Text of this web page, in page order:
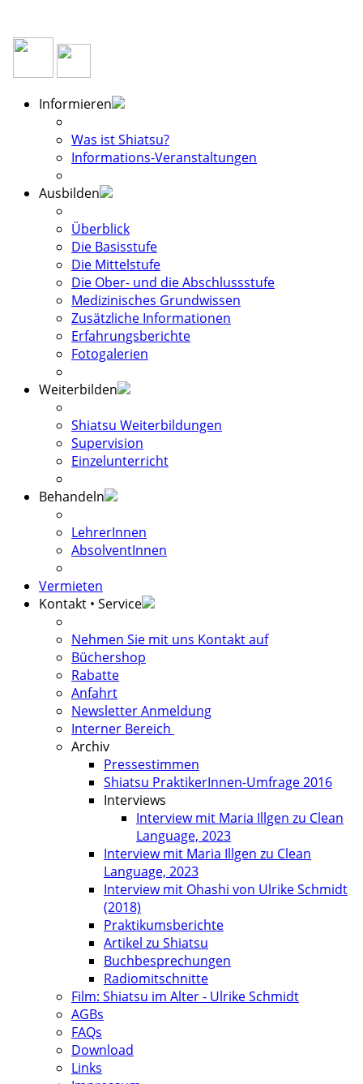
Informieren
Was ist Shiatsu?
Informations-Veranstaltungen
Ausbilden
Überblick
Die Basisstufe
Die Mittelstufe
Die Ober- und die Abschlussstufe
Medizinisches Grundwissen
Zusätzliche Informationen
Erfahrungsberichte
Fotogalerien
Weiterbilden
Shiatsu Weiterbildungen
Supervision
Einzelunterricht
Behandeln
LehrerInnen
AbsolventInnen
Vermieten
Kontakt • Service
Nehmen Sie mit uns Kontakt auf
Büchershop
Rabatte
Anfahrt
Newsletter Anmeldung
Interner Bereich
Archiv
Pressestimmen
Shiatsu PraktikerInnen-Umfrage 2016
Interviews
Interview mit Maria Illgen zu Clean
Language, 2023
Interview mit Maria Illgen zu Clean
Language, 2023
Interview mit Ohashi von Ulrike Schmidt
(2018)
Praktikumsberichte
Artikel zu Shiatsu
Buchbesprechungen
Radiomitschnitte
Film: Shiatsu im Alter - Ulrike Schmidt
AGBs
FAQs
Download
Links